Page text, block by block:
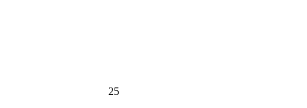
25